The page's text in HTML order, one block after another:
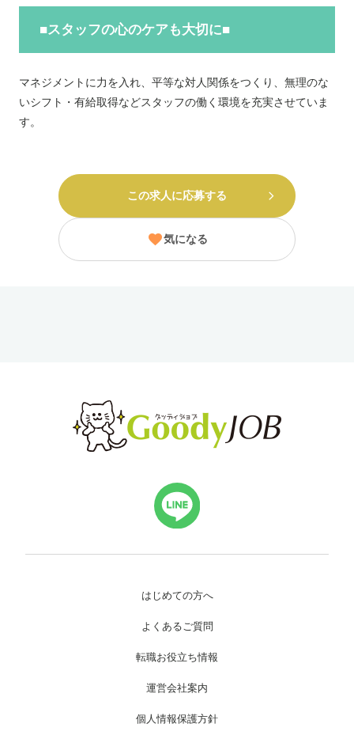
■スタッフの心のケアも大切に■
マネジメントに力を入れ、平等な対人関係をつくり、無理のな
いシフト・有給取得などスタッフの働く環境を充実させていま
す。
この求人に応募する
気になる
はじめての方へ
よくあるご質問
転職お役立ち情報
運営会社案内
個人情報保護方針